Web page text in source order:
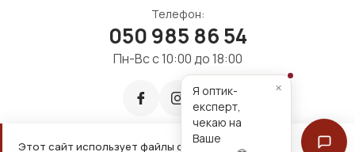
Этот сайт использует файлы cookie для удобной
Телефон:
050 985 86 54
Пн-Вс с 10:00 до 18:00
Я оптик-
експерт,
чекаю на
Ваше
×